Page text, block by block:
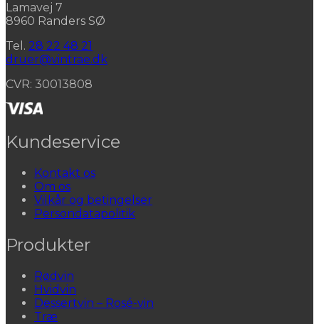
Lamavej 7
8960 Randers SØ
Tel. 28 22 48 21
druer@vintrae.dk
CVR: 30013808
Kundeservice
Kontakt os
Om os
Vilkår og betingelser
Persondatapolitik
Produkter
Rødvin
Hvidvin
Dessertvin – Rosé-vin
Træ